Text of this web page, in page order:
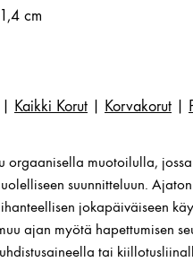
cm
Kaikki Korut Korvakorut
orgaanisella muotoilulla,
suunnitteluun.
jokapäiväiseen
ajan myötä hapettumisen
tai